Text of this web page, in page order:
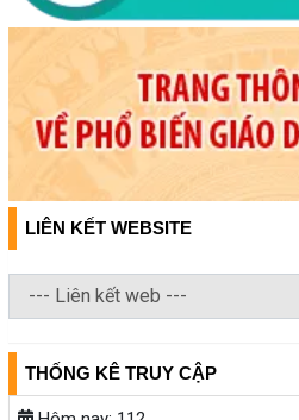
LIÊN KẾT WEBSITE
THỐNG KÊ TRUY CẬP